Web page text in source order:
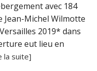
avec 184
Jean-Michel Wilmotte
2019* dans
eut lieu en
la suite]